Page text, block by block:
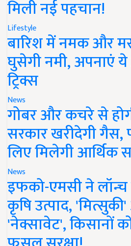
मिली नई पहचान!
Lifestyle
बारिश में नमक और
घुसेगी नमी, अपनाएं
ट्रिक्स
News
गोबर और कचरे से
सरकार खरीदेगी गैस,
लिए मिलेगी आर्थिक
News
इफको-एमसी ने लॉन्च
कृषि उत्पाद,
'नेक्सावेट', किसानों